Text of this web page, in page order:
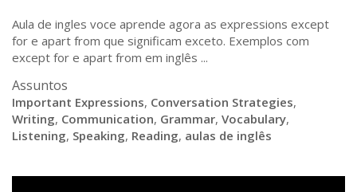
Aula de ingles voce aprende agora as expressions except
for e apart from que significam exceto. Exemplos com
except for e apart from em inglês ...
Assuntos
Important Expressions, Conversation Strategies,
Writing, Communication, Grammar, Vocabulary,
Listening, Speaking, Reading, aulas de inglês